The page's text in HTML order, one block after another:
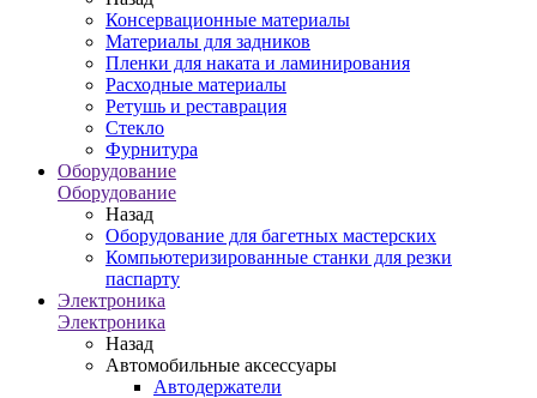
Консервационные материалы
Материалы для задников
Пленки для наката и ламинирования
Расходные материалы
Ретушь и реставрация
Стекло
Фурнитура
Оборудование
Оборудование
Назад
Оборудование для багетных мастерских
Компьютеризированные станки для резки
паспарту
Электроника
Электроника
Назад
Автомобильные аксессуары
Автодержатели